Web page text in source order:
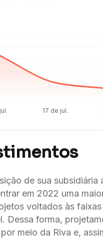
17 de jul.
de sua subsidiária
em 2022 uma
voltados às
Dessa forma,
meio da Riva e,